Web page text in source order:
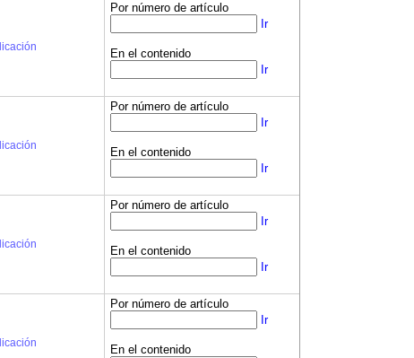
Por número de artículo
Ir
En el contenido
Ir
Por número de artículo
Ir
En el contenido
Ir
Por número de artículo
Ir
En el contenido
Ir
Por número de artículo
Ir
En el contenido